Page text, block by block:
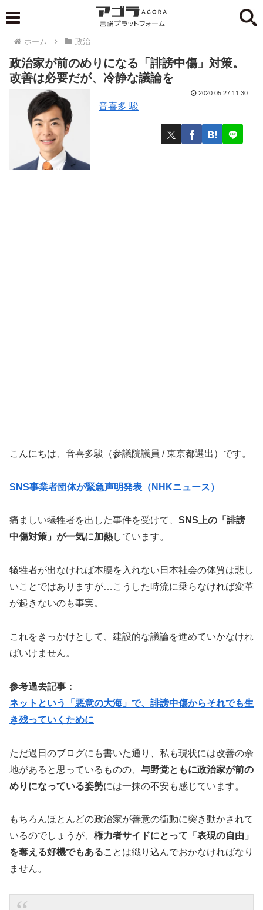
ホーム 政治
政治家が前のめりになる「誹謗中傷」対策。
改善は必要だが、冷静な議論を
音喜多 駿
2020.05.27 11:30
こんにちは、音喜多駿（参議院議員 / 東京都選出）です。
SNS事業者団体が緊急声明発表（NHKニュース）
痛ましい犠牲者を出した事件を受けて、 SNS上の「誹謗
中傷対策」が一気に加熱しています。
犠牲者が出なければ本腰を入れない日本社会の体質は悲し
いことではありますが…こうした時流に乗らなければ変革
が起きないのも事実。
これをきっかけとして、建設的な議論を進めていかなけれ
ばいけません。
参考過去記事：
ネットという「悪意の大海」で、誹謗中傷からそれでも生
き残っていくために
ただ過日のブログにも書いた通り、私も現状には改善の余
地があると思っているものの、 与野党ともに政治家が前の
めりになっている姿勢には一抹の不安も感じています。
もちろんほとんどの政治家が善意の衝動に突き動かされて
いるのでしょうが、 権力者サイドにとって「表現の自由」
を奪える好機でもあることは織り込んでおかなければなり
ません。